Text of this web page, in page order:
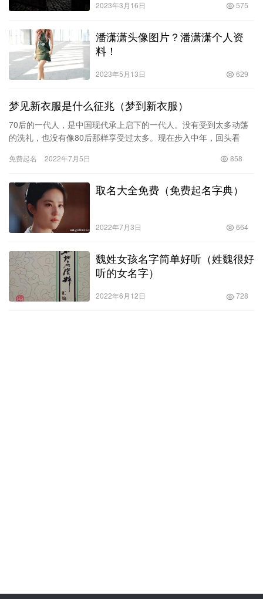
2023年3月16日 575
潘潇潇头像图片？潘潇潇个人资
料！
2023年5月13日 629
梦见新衣服是什么征兆（梦到新衣服）
70后的一代人，是中国现代承上启下的一代人。没有受到太多动荡
的洗礼，也没有像80后那样享受过太多。现在步入中年，回头看
自…
免费起名 2022年7月5日 858
取名大全免费（免费起名字典）
2022年7月3日 664
魏姓女孩名字简单好听（姓魏很好
听的女名字）
2022年6月12日 728